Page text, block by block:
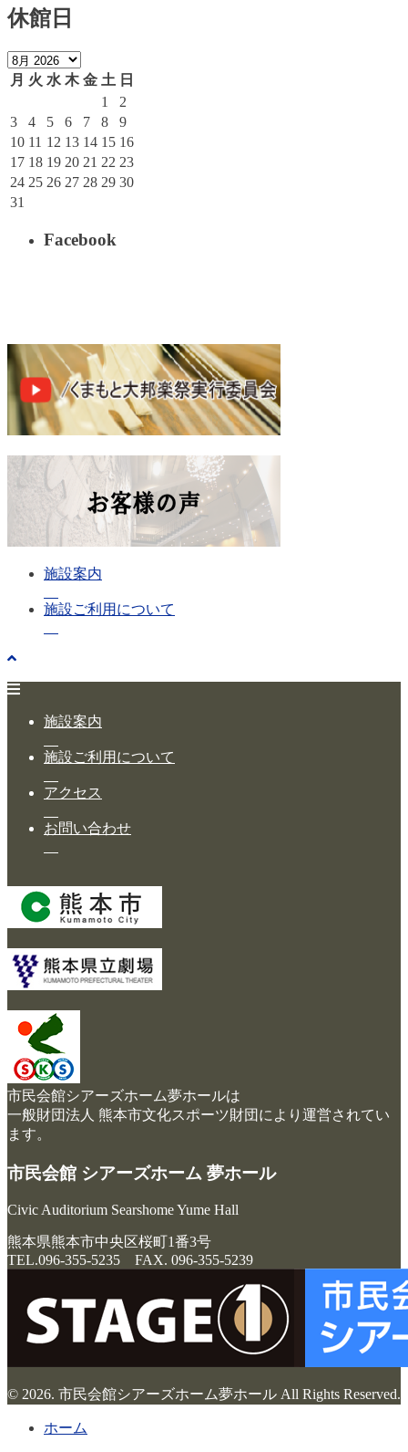
休館日
月 火 水 木 金 土 日
1
2
3
4 5 6 7 8
9
10 11 12 13 14 15 16
17 18 19 20 21 22 23
24 25 26 27 28 29 30
31
Facebook
施設案内
施設ご利用について
施設案内
施設ご利用について
アクセス
お問い合わせ
市民会館シアーズホーム夢ホールは
一般財団法人 熊本市文化スポーツ財団により運営されてい
ます。
市民会館 シアーズホーム 夢ホール
Civic Auditorium Searshome Yume Hall
熊本県熊本市中央区桜町1番3号
TEL.096-355-5235 FAX. 096-355-5239
© 2026. 市民会館シアーズホーム夢ホール All Rights Reserved.
ホーム